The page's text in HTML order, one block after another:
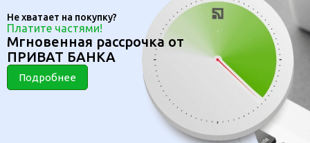
Не хватает на покупку?
Платите частями!
Мгновенная рассрочка от
ПРИВАТ БАНКА
Подробнее